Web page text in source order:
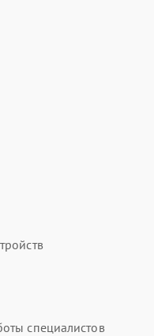
специалистов